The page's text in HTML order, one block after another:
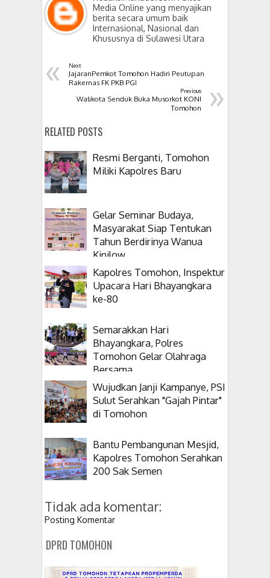
Media Online yang menyajikan
berita secara umum baik
Internasional, Nasional dan
Khususnya di Sulawesi Utara
« Next
JajaranPemkot Tomohon Hadiri Peutupan
Rakernas FK PKB PGI
»
Previous
Walikota Senduk Buka Musorkot KONI
Tomohon
RELATED POSTS
Resmi Berganti, Tomohon
Miliki Kapolres Baru
Gelar Seminar Budaya,
Masyarakat Siap Tentukan
Tahun Berdirinya Wanua
Kinilow
Kapolres Tomohon, Inspektur
Upacara Hari Bhayangkara
ke-80
Semarakkan Hari
Bhayangkara, Polres
Tomohon Gelar Olahraga
Bersama
Wujudkan Janji Kampanye, PSI
Sulut Serahkan "Gajah Pintar"
di Tomohon
Bantu Pembangunan Mesjid,
Kapolres Tomohon Serahkan
200 Sak Semen
Tidak ada komentar:
Posting Komentar
DPRD TOMOHON